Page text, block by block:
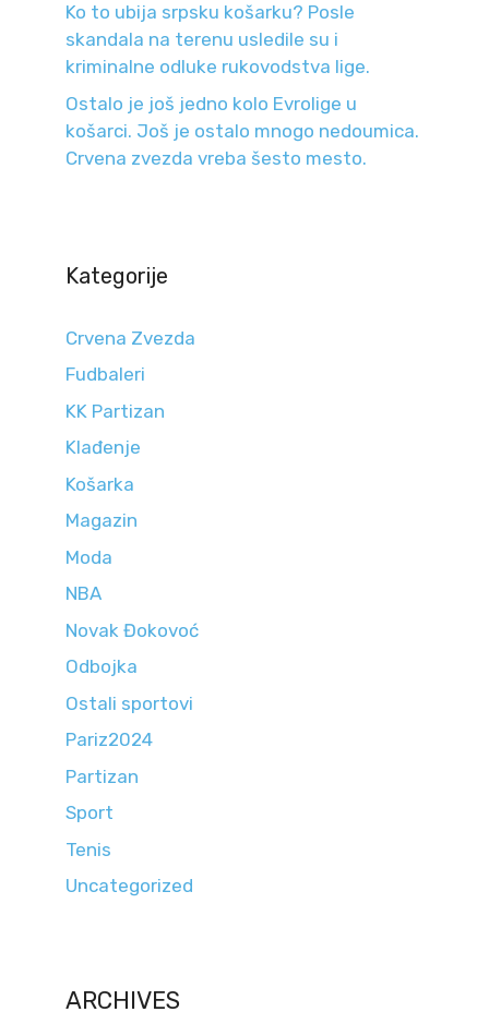
Ko to ubija srpsku košarku? Posle
skandala na terenu usledile su i
kriminalne odluke rukovodstva lige.
Ostalo je još jedno kolo Evrolige u
košarci. Još je ostalo mnogo nedoumica.
Crvena zvezda vreba šesto mesto.
Kategorije
Crvena Zvezda
Fudbaleri
KK Partizan
Klađenje
Košarka
Magazin
Moda
NBA
Novak Đokovoć
Odbojka
Ostali sportovi
Pariz2024
Partizan
Sport
Tenis
Uncategorized
ARCHIVES